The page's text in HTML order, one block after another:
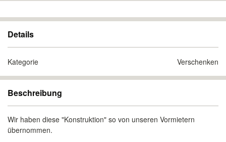
Details
Kategorie Verschenken
Beschreibung
Wir haben diese "Konstruktion" so von unseren Vormietern
übernommen.